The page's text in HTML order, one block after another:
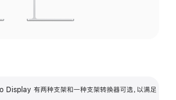
Display 有两种支架和一种支架转换器可选，以满足